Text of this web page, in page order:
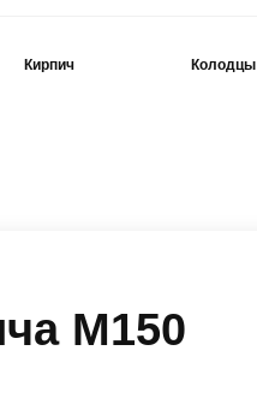
Кирпич Колодцы
М150